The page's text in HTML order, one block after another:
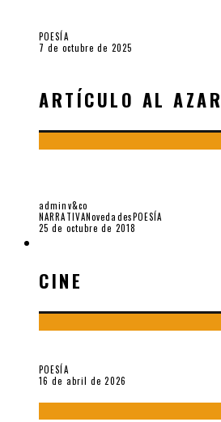
POESÍA
7 de octubre de 2025
ARTÍCULO AL AZAR
adminv&co
NARRATIVANovedadesPOESÍA
25 de octubre de 2018
CINE
POESÍA
16 de abril de 2026